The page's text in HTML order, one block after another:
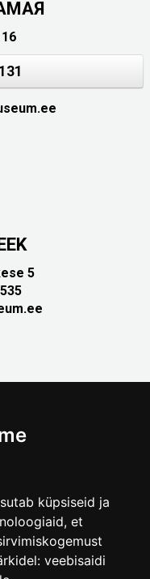
küpsiseid ja
et
veebisaidi
5
МУЗЕЙ